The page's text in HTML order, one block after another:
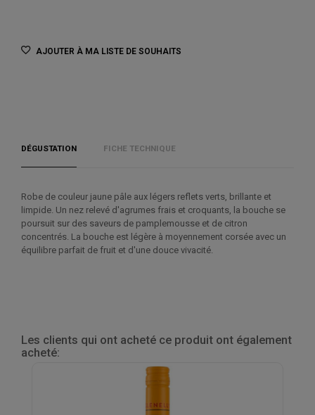
AJOUTER À MA LISTE DE SOUHAITS
DÉGUSTATION FICHE TECHNIQUE
Robe de couleur jaune pâle aux légers reflets verts, brillante et
limpide. Un nez relevé d'agrumes frais et croquants, la bouche se
poursuit sur des saveurs de pamplemousse et de citron
concentrés. La bouche est légère à moyennement corsée avec un
équilibre parfait de fruit et d'une douce vivacité.
Les clients qui ont acheté ce produit ont également
acheté: